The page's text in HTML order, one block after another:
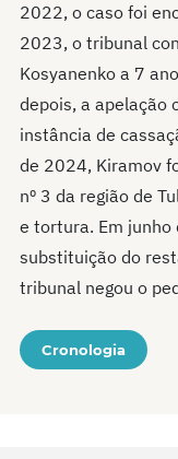
2022, o caso foi
2023, o tribunal
Kosyanenko a 7
depois, a apelação
instância de
de 2024, Kiramov
nº 3 da região de
e tortura. Em junho
substituição do
tribunal negou o
Cronologia